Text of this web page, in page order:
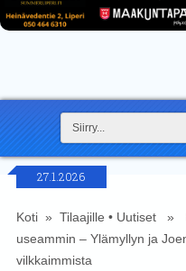
27.1.2026
Koti» Tilaajille • Uutiset»
useammin – Ylämyllyn ja
vilkkaimmista